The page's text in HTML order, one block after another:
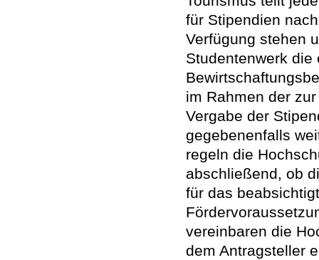
für Stipendien
Verfügung stehen
Studentenwerk die
im Rahmen der
Vergabe der
gegebenenfalls
regeln die
abschließend, ob
für das
vereinbaren die
dem Antragsteller